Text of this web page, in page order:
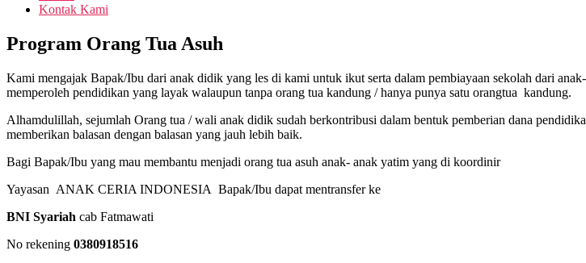
Kontak Kami
Program Orang Tua Asuh
Kami mengajak Bapak/Ibu dari anak didik yang les di kami untuk ikut serta dalam pembiayaan sekolah dari
memperoleh pendidikan yang layak walaupun tanpa orang tua kandung / hanya punya satu orangtua kandung.
Alhamdulillah, sejumlah Orang tua / wali anak didik sudah berkontribusi dalam bentuk pemberian dana
memberikan balasan dengan balasan yang jauh lebih baik.
Bagi Bapak/Ibu yang mau membantu menjadi orang tua asuh anak- anak yatim yang di koordinir
Yayasan ANAK CERIA INDONESIA Bapak/Ibu dapat mentransfer ke
BNI Syariah cab Fatmawati
No rekening 0380918516